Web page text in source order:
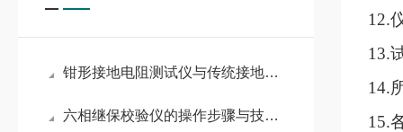
钳形接地电阻测试仪与传统接地电阻测试仪的优势比较
六相继保校验仪的操作步骤与技术要点
12.
13.
14.
15.